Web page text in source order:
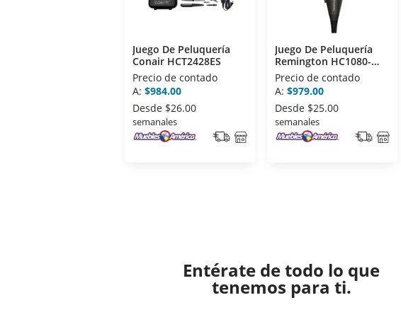
Juego De Peluquería
Conair HCT2428ES
Precio de contado
A: $984.00
Desde $26.00
semanales
Juego De Peluquería
Remington HC1080-
MB06
Precio de contado
A: $979.00
Desde $25.00
semanales
Entérate de todo lo que
tenemos para ti.